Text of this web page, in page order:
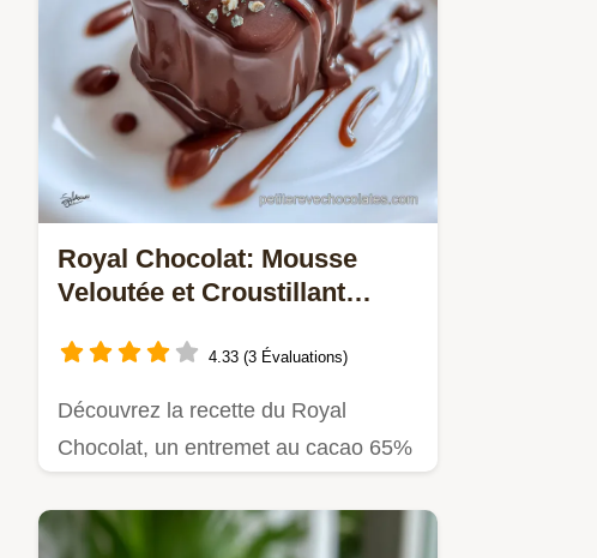
Royal Chocolat: Mousse
Veloutée et Croustillant
4.33 (3 Évaluations)
Découvrez la recette du Royal
Chocolat, un entremet au cacao 65%